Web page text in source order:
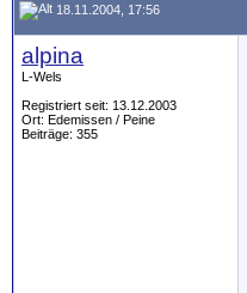
18.11.2004, 17:56
alpina
L-Wels
Registriert seit: 13.12.2003
Ort: Edemissen / Peine
Beiträge: 355